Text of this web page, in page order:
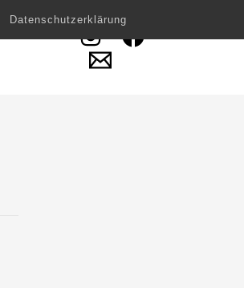
Datenschutzerklärung